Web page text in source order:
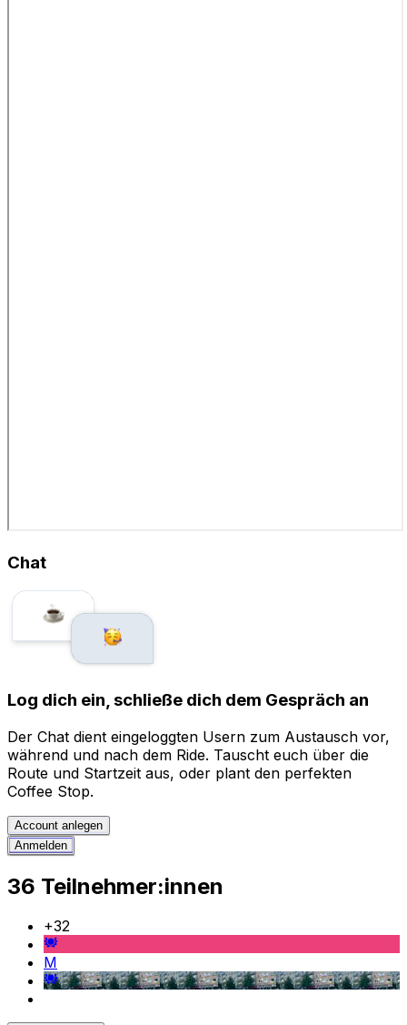
Chat
Log dich ein, schließe dich dem Gespräch an
Der Chat dient eingeloggten Usern zum Austausch vor,
während und nach dem Ride. Tauscht euch über die
Route und Startzeit aus, oder plant den perfekten
Coffee Stop.
Account anlegen
Anmelden
36 Teilnehmer:innen
+32
M